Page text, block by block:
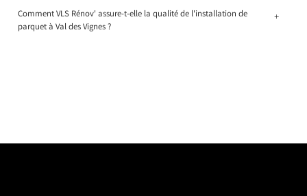
Comment VLS Rénov' assure-t-elle la qualité de l'installation de
parquet à Val des Vignes ?
+